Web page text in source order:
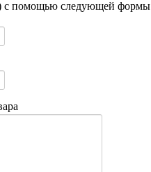
с помощью следующей